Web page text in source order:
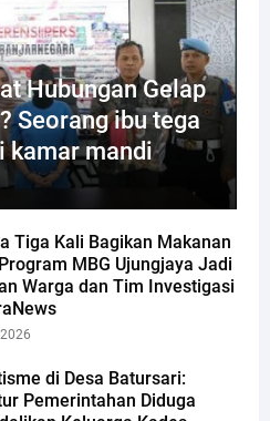
Hubungan Gelap
Seorang ibu tega
kamar mandi
Tiga Kali Bagikan Makanan
MBG Ujungjaya Jadi
Warga dan Tim Investigasi
di Desa Batursari:
Pemerintahan Diduga